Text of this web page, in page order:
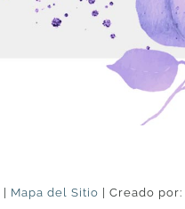
Mapa del Sitio | Creado por: